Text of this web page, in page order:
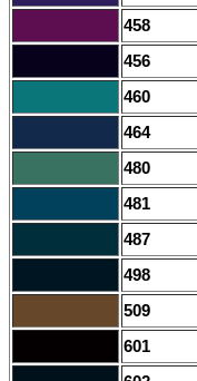
458
456
460
464
480
481
487
498
509
601